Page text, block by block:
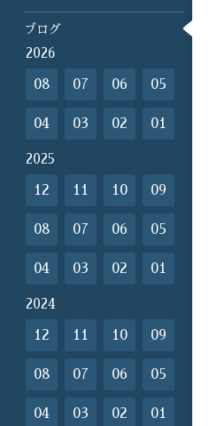
ブログ
2026
08 07 06 05
04 03 02 01
2025
12 11 10 09
08 07 06 05
04 03 02 01
2024
12 11 10 09
08 07 06 05
04 03 02 01